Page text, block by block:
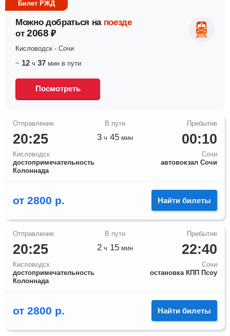
Билет РЖД
Можно добраться на поезде
от 2068 ₽
Кисловодск - Сочи
~ 12 ч 37 мин в пути
Посмотреть
20:25
Кисловодск
достопримечательность
Колоннада
00:10
Сочи
автовокзал Сочи
3 ч 45 мин
от 2800 р. Найти билеты
20:25
Кисловодск
достопримечательность
Колоннада
22:40
Сочи
остановка КПП Псоу
2 ч 15 мин
от 2800 р. Найти билеты